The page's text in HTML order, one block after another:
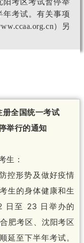
考试。有关事项
）另
全国统一考试
举行的通知
生：
控形势及做好疫情
生的身体健康和生
日至 23 日举办的
肥考区、沈阳考区
延至下半年考试。